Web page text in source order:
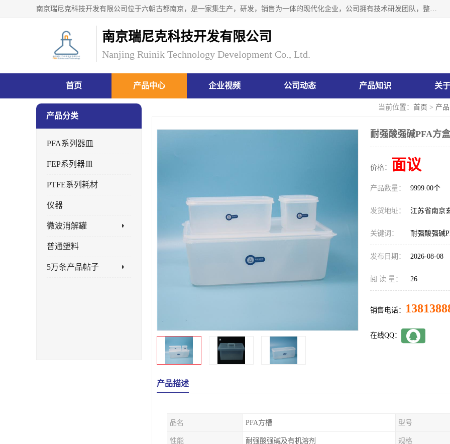
南京瑞尼克科技开发有限公司位于六朝古都南京，是一家集生产，研发，销售为一体的现代化企业，公司拥有技术研发团队，整洁明亮的厂房及的技术仪器设备，技术力量雄厚。公司长久以来一直坚持以生产研发国内完mei的痕量分析器皿为目标，客户满意的实验需求是我们永远的追求。长久以来与客户建立了良好的合作关系，在同行业中建立了自己的信誉与品牌。公司将一如既往的奋进不息，为客户带来为舒心的服务！
南京瑞尼克科技开发有限公司
Nanjing Ruinik Technology Development Co., Ltd.
首页 产品中心 企业视频 公司动态 产品知识 关
当前位置： 首页 > 产
产品分类
PFA系列器皿
FEP系列器皿
PTFE系列耗材
仪器
微波消解罐
普通塑料
5万条产品帖子
耐强酸强碱PFA方
价格： 面议
产品数量： 9999.00个
发货地址： 江苏省南京
关键词： 耐强酸强碱
发布日期： 2026-08-08
阅 读 量： 26
销售电话：
在线QQ：
产品描述
品名 PFA方槽 型号
性能 耐强酸强碱及有机溶剂 规格